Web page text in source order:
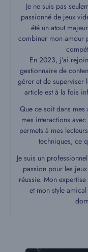
Je ne suis pas
passionné de jeux
été un atout
combiner mon amour
En 2023, j’ai
gestionnaire de
gérer et de superviser
article est à la fois
Que ce soit dans
mes interactions
permets à mes
techniques, ce
Je suis un
passion pour les
réussie. Mon
et mon style